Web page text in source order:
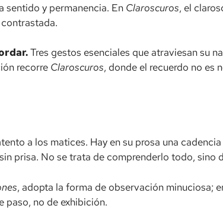
sentido y permanencia. En Claroscuros, el
Tres gestos esenciales que atraviesan su
recorre Claroscuros, donde el recuerdo no es
a los matices. Hay en su prosa una
prisa. No se trata de comprenderlo todo, sino
, adopta la forma de observación minuciosa;
paso, no de exhibición.